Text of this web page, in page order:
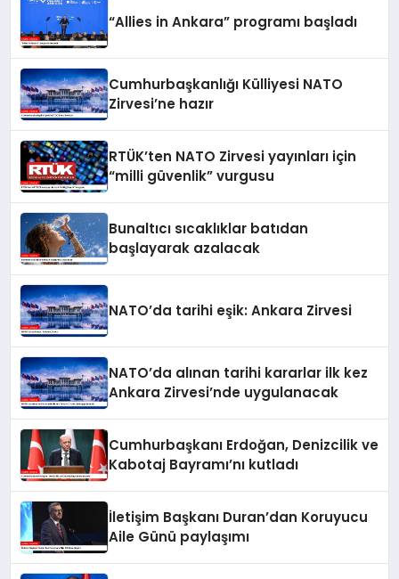
“Allies in Ankara” programı başladı
Cumhurbaşkanlığı Külliyesi NATO
Zirvesi’ne hazır
RTÜK’ten NATO Zirvesi yayınları için
“milli güvenlik” vurgusu
Bunaltıcı sıcaklıklar batıdan
başlayarak azalacak
NATO’da tarihi eşik: Ankara Zirvesi
NATO’da alınan tarihi kararlar ilk kez
Ankara Zirvesi’nde uygulanacak
Cumhurbaşkanı Erdoğan, Denizcilik ve
Kabotaj Bayramı’nı kutladı
İletişim Başkanı Duran’dan Koruyucu
Aile Günü paylaşımı